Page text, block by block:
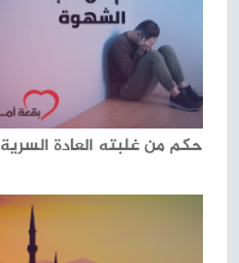
حكم من غلبته العادة السرية